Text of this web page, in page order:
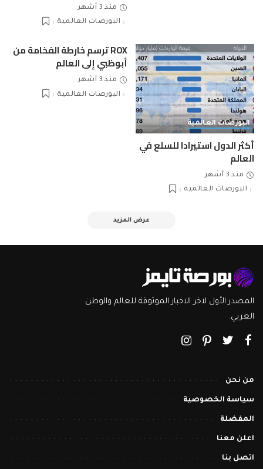
منذ 3 أشهر
البورصات العالمية
البورصات العالمية
أكثر الدول استيرادا للسلع في
العالم
منذ 3 أشهر
البورصات العالمية
ROX ترسم خارطة الفخامة من
أبوظبي إلى العالم
منذ 3 أشهر
البورصات العالمية
عرض المزيد
المصدر الأول لاخر الاخبار الموثوقة للعالم والوطن
العربي.
من نحن
سياسة الخصوصية
المفضلة
اعلن معنا
اتصل بنا